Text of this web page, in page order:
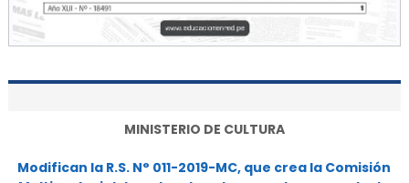
MINISTERIO DE CULTURA
Modifican la R.S. N° 011-2019-MC, que crea la Comisión